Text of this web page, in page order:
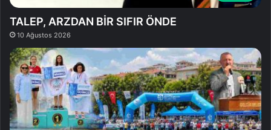
TALEP, ARZDAN BİR SIFIR ÖNDE
10 Ağustos 2026